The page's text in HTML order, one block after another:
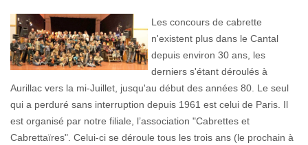
Les concours de cabrette
n'existent plus dans le Cantal
depuis environ 30 ans, les
derniers s'étant déroulés à
Aurillac vers la mi-Juillet, jusqu'au début des années 80. Le seul
qui a perduré sans interruption depuis 1961 est celui de Paris. Il
est organisé par notre filiale, l’association "Cabrettes et
Cabrettaïres". Celui-ci se déroule tous les trois ans (le prochain à